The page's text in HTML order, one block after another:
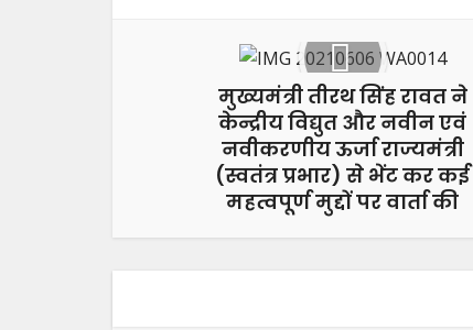
मुख्यमंत्री तीरथ सिंह रावत ने
केन्द्रीय विद्युत और नवीन एवं
नवीकरणीय ऊर्जा राज्यमंत्री
(स्वतंत्र प्रभार) से भेंट कर कई
महत्वपूर्ण मुद्दों पर वार्ता की